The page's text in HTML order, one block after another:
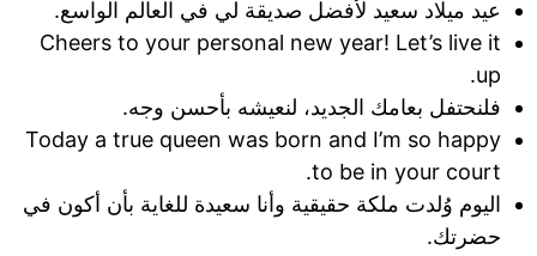
عيد ميلاد سعيد لأفضل صديقة لي في العالم الواسع.
Cheers to your personal new year! Let’s live it
up.
فلنحتفل بعامك الجديد، لنعيشه بأحسن وجه.
Today a true queen was born and I’m so happy
to be in your court.
اليوم وُلدت ملكة حقيقية وأنا سعيدة للغاية بأن أكون في
حضرتك.